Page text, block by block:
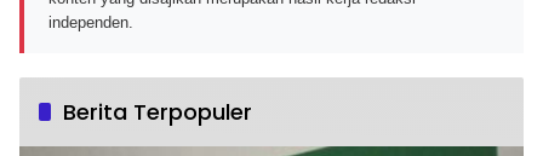
independen.
Berita Terpopuler